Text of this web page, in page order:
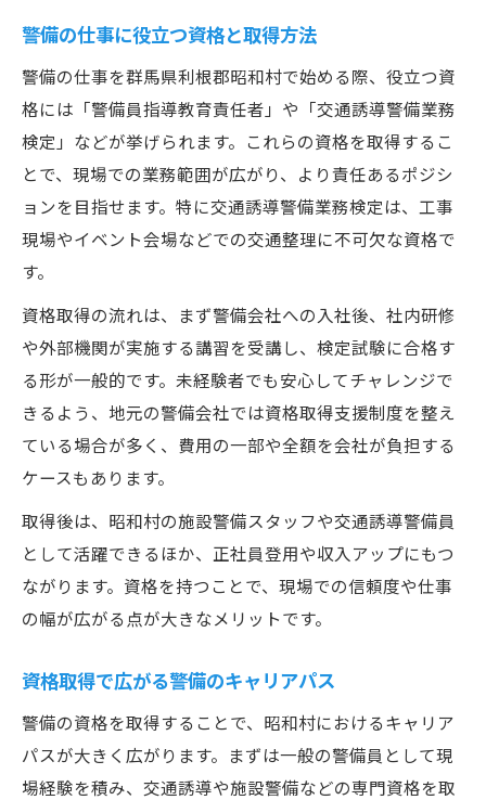
警備の仕事に役立つ資格と取得方法
警備の仕事を群馬県利根郡昭和村で始める際、役立つ資
格には「警備員指導教育責任者」や「交通誘導警備業務
検定」などが挙げられます。これらの資格を取得するこ
とで、現場での業務範囲が広がり、より責任あるポジシ
ョンを目指せます。特に交通誘導警備業務検定は、工事
現場やイベント会場などでの交通整理に不可欠な資格で
す。
資格取得の流れは、まず警備会社への入社後、社内研修
や外部機関が実施する講習を受講し、検定試験に合格す
る形が一般的です。未経験者でも安心してチャレンジで
きるよう、地元の警備会社では資格取得支援制度を整え
ている場合が多く、費用の一部や全額を会社が負担する
ケースもあります。
取得後は、昭和村の施設警備スタッフや交通誘導警備員
として活躍できるほか、正社員登用や収入アップにもつ
ながります。資格を持つことで、現場での信頼度や仕事
の幅が広がる点が大きなメリットです。
資格取得で広がる警備のキャリアパス
警備の資格を取得することで、昭和村におけるキャリア
パスが大きく広がります。まずは一般の警備員として現
場経験を積み、交通誘導や施設警備などの専門資格を取